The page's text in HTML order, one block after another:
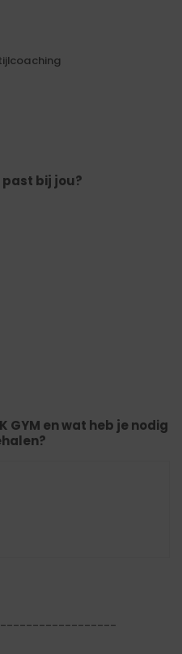
bij jou?
GYM en wat heb je nodig